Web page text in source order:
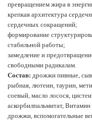
превращением жира в
крепкая архитектура
сердечных сокращений;
формирование
стабильной работы;
замедление и
свободными радикалам.
Состав: дрожжи пивные,
рыбная, лютеин, таурин,
соевый, масло лосося,
аскорбилпальмитат,
дрожжи, вспомогательные